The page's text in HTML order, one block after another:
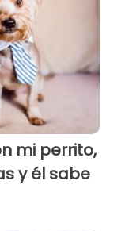
mi perrito,
y él sabe